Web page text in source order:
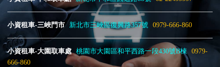
小資租車-三峽門市 新北市三峽區復興路357號 0979-666-860
小資租車-大園取車處 桃園市大園區和平西路一段430號B棟 0979-
666-860